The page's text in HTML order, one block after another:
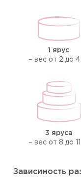
1 ярус
– вес от 2 до 4
3 яруса
– вес от 8 до 11
Зависимость